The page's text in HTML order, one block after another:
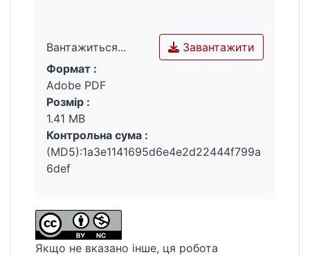
Вантажиться...
Вантажиться...
Завантажити
Формат :
Adobe PDF
Розмір :
1.41 MB
Контрольна сума :
(MD5):1a3e1141695d6e4e2d22444f799a
6def
Якщо не вказано інше, ця робота